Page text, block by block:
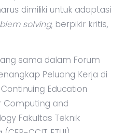
dimiliki untuk adaptasi
solving, berpikir kritis,
sama dalam Forum
Peluang Kerja di
Education
and
Fakultas Teknik